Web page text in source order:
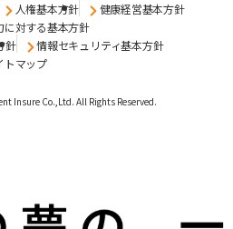
人権基本方針
健康経営基本方針
に対する基本方針
針
情報セキュリティ基本方針
トマップ
Insure Co.,Ltd.All Rights Reserved.